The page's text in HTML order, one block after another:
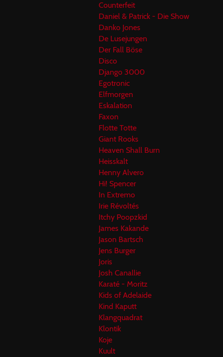
Counterfeit
Daniel & Patrick - Die Show
Danko Jones
De Lusejungen
Der Fall Böse
Disco
Django 3000
Egotronic
Elfmorgen
Eskalation
Faxon
Flotte Totte
Giant Rooks
Heaven Shall Burn
Heisskalt
Henny Alvero
Hi! Spencer
In Extremo
Irie Révoltés
Itchy Poopzkid
James Kakande
Jason Bartsch
Jens Burger
Joris
Josh Canallie
Karaté - Moritz
Kids of Adelaide
Kind Kaputt
Klangquadrat
Klontik
Koje
Kuult